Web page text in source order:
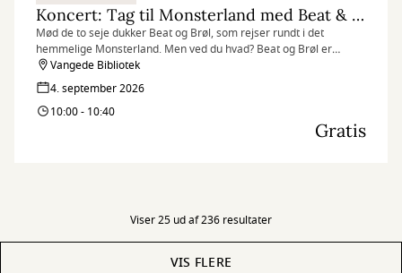
Koncert: Tag til Monsterland med Beat & Brøl
Mød de to seje dukker Beat og Brøl, som rejser rundt i det
hemmelige Monsterland. Men ved du hvad? Beat og Brøl er
faktisk MEGET bange for monstre!
Vangede Bibliotek
4. september 2026
10:00 - 10:40
Gratis
Viser 25 ud af 236 resultater
VIS FLERE